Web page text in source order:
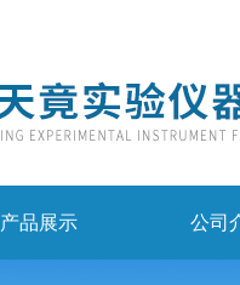
产品展示 公司